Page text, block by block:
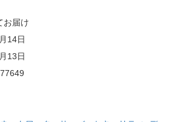
お届け
14日
13日